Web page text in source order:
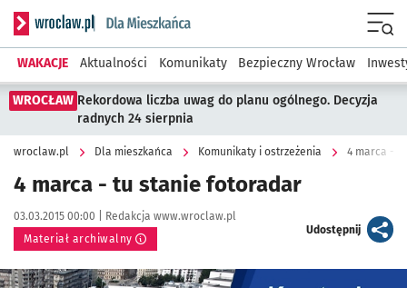
Serwis informacyjny wroclaw.pl podserwis: Dla mieszkańca
WAKACJE Aktualności Komunikaty Bezpieczny Wrocław
WROCŁAW Rekordowa liczba uwag do planu ogólnego. Decyzja
radnych 24 sierpnia
wroclaw.pl Dla mieszkańca Komunikaty i ostrzeżenia 4 marca -
4 marca - tu stanie fotoradar
Data publikacji:
03.03.2015 00:00 | Autor:
Redakcja www.wroclaw.pl
Materiał archiwalny
Udostępnijartykuł
Kliknij, aby powiększyć